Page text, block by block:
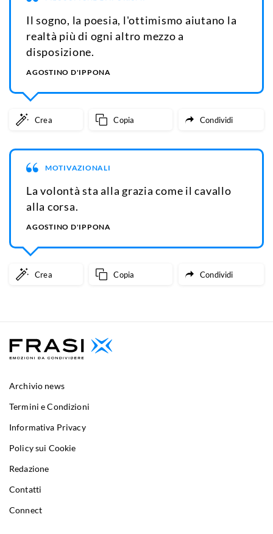
Il sogno, la poesia, l'ottimismo aiutano la
realtà più di ogni altro mezzo a
disposizione.
AGOSTINO D'IPPONA
Crea Copia Condividi
MOTIVAZIONALI
La volontà sta alla grazia come il cavallo
alla corsa.
AGOSTINO D'IPPONA
Crea Copia Condividi
Archivio news
Termini e Condizioni
Informativa Privacy
Policy sui Cookie
Redazione
Contatti
Connect